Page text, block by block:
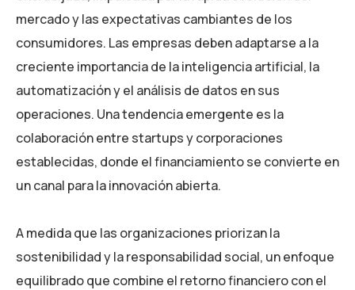
mercado y las expectativas cambiantes de los
consumidores. Las empresas deben adaptarse a la
creciente importancia de la inteligencia artificial, la
automatización y el análisis de datos en sus
operaciones. Una tendencia emergente es la
colaboración entre startups y corporaciones
establecidas, donde el financiamiento se convierte en
un canal para la innovación abierta.
A medida que las organizaciones priorizan la
sostenibilidad y la responsabilidad social, un enfoque
equilibrado que combine el retorno financiero con el